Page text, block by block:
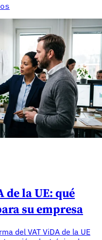
de la UE: qué
su empresa
del VAT ViDA de la UE